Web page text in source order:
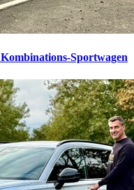
Kombinations-Sportwagen